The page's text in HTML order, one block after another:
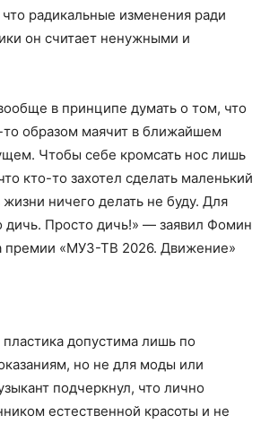
радикальные изменения ради
он считает ненужными и
в принципе думать о том, что
то образом маячит в ближайшем
Чтобы себе кромсать нос лишь
кто-то захотел сделать маленький
ничего делать не буду. Для
дичь. Просто дичь!» — заявил Фомин
премии «МУЗ-ТВ 2026. Движение»
допустима лишь по
но не для моды или
подчеркнул, что лично
естественной красоты и не